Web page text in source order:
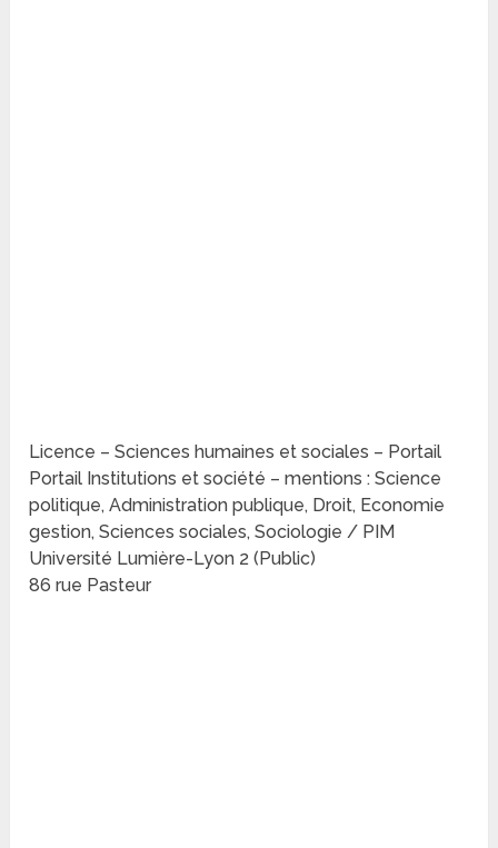
Licence – Sciences humaines et sociales – Portail
Portail Institutions et société – mentions : Science
politique, Administration publique, Droit, Economie
gestion, Sciences sociales, Sociologie / PIM
Université Lumière-Lyon 2 (Public)
86 rue Pasteur